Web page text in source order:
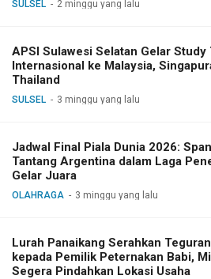
SULSEL 2 minggu yang lalu
APSI Sulawesi Selatan Gelar Study
Internasional ke Malaysia,
Thailand
SULSEL 3 minggu yang lalu
Jadwal Final Piala Dunia 2026:
Tantang Argentina dalam Laga
Gelar Juara
OLAHRAGA 3 minggu yang lalu
Lurah Panaikang Serahkan
kepada Pemilik Peternakan Babi,
Segera Pindahkan Lokasi Usaha